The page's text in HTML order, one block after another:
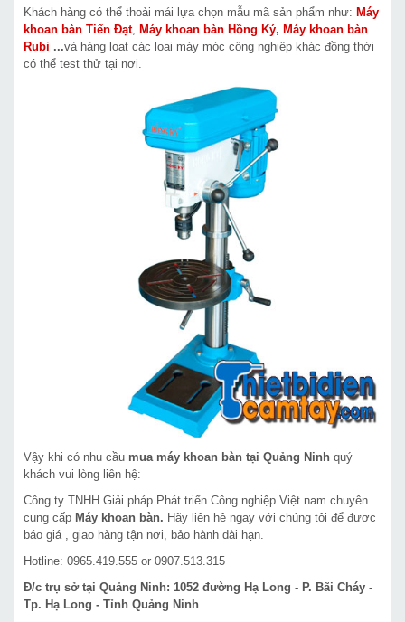
Khách hàng có thể thoải mái lựa chọn mẫu mã sản phẩm như: Máy
khoan bàn Tiến Đạt, Máy khoan bàn Hồng Ký, Máy khoan bàn
Rubi ...và hàng loạt các loại máy móc công nghiệp khác đồng thời
có thể test thử tại nơi.
Vậy khi có nhu cầu mua máy khoan bàn tại Quảng Ninh quý
khách vui lòng liên hệ:
Công ty TNHH Giải pháp Phát triển Công nghiệp Việt nam chuyên
cung cấp Máy khoan bàn. Hãy liên hệ ngay với chúng tôi để được
báo giá , giao hàng tận nơi, bảo hành dài hạn.
Hotline: 0965.419.555 or 0907.513.315
Đ/c trụ sở tại Quảng Ninh: 1052 đường Hạ Long - P. Bãi Cháy -
Tp. Hạ Long - Tỉnh Quảng Ninh